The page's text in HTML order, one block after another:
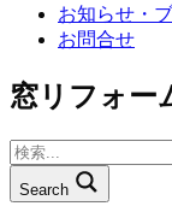
お知らせ・
お問合せ
窓リフォー
Search